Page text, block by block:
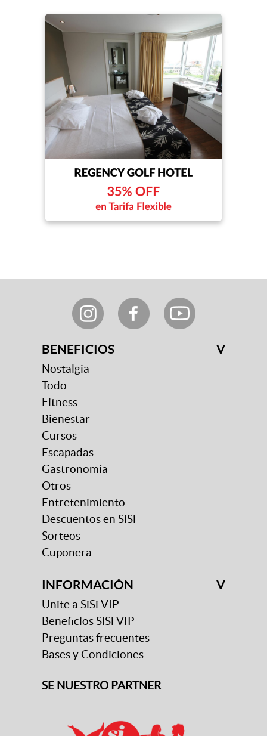
BENEFICIOS V
Nostalgia
Todo
Fitness
Bienestar
Cursos
Escapadas
Gastronomía
Otros
Entretenimiento
Descuentos en SiSi
Sorteos
Cuponera
INFORMACIÓN V
Unite a SiSi VIP
Beneficios SiSi VIP
Preguntas frecuentes
Bases y Condiciones
SE NUESTRO PARTNER